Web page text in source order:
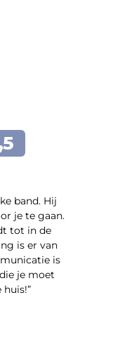
band. Hij
je te gaan.
tot in de
is er van
is
je moet